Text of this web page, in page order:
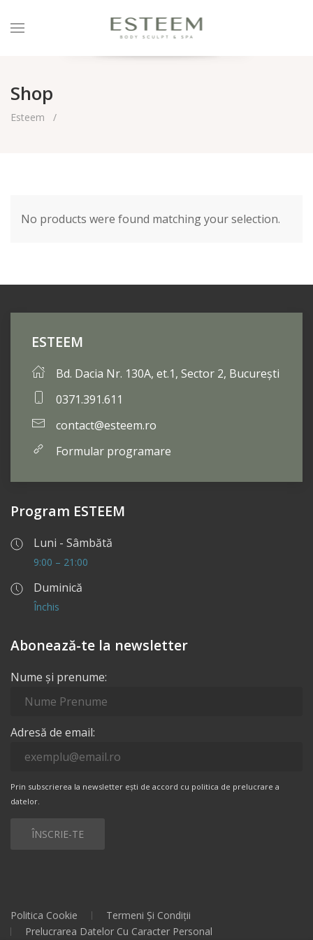
Shop
Esteem
No products were found matching your selection.
ESTEEM
Bd. Dacia Nr. 130A, et.1, Sector 2, București
0371.391.611
contact@esteem.ro
Formular programare
Program ESTEEM
Luni - Sâmbătă
9:00 – 21:00
Duminică
Închis
Abonează-te la newsletter
Nume și prenume:
Adresă de email:
Prin subscrierea la newsletter ești de accord cu politica de prelucrare a
datelor.
Politica Cookie
Termeni Și Condiții
Prelucrarea Datelor Cu Caracter Personal